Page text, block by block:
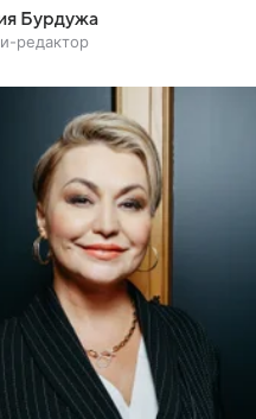
Бурдужа
редактор